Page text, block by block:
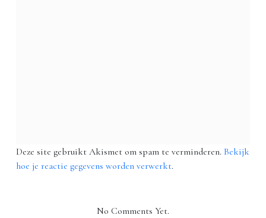
Deze site gebruikt Akismet om spam te verminderen.Bekijk
hoe je reactie gegevens worden verwerkt.
No Comments Yet.